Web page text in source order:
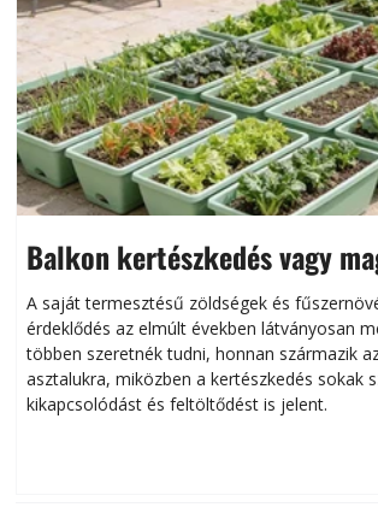
Balkon kertészkedés vagy
Helytakarékos kertészkedés
A saját termesztésű zöldségek és
érdeklődés az elmúlt években látványosan
többen szeretnék tudni, honnan származik
asztalukra, miközben a kertészkedés sokak
kikapcsolódást és feltöltődést is jelent.